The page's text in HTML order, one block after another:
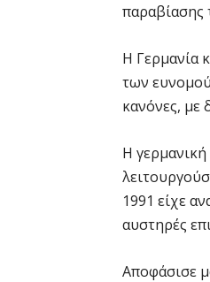
παραβίασης
Η Γερμανία
των
κανόνες, με
Η γερμανική
1991 είχε
αυστηρές
Αποφάσισε